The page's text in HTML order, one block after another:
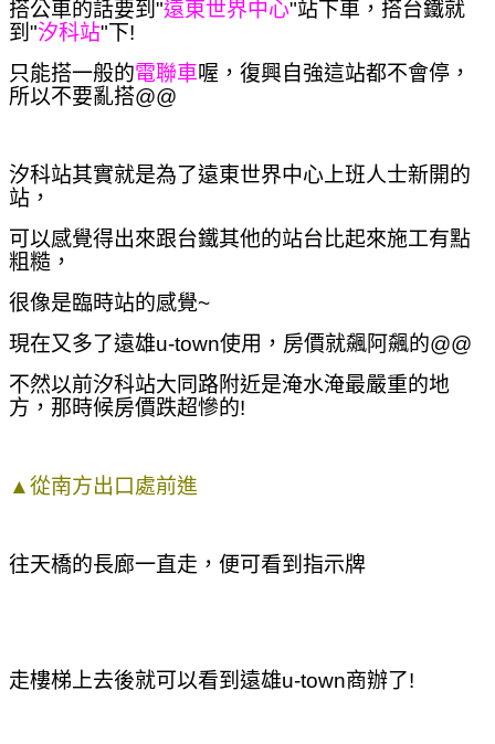
搭公車的話要到"遠東世界中心"站下車，搭台鐵就
到"汐科站"下!
只能搭一般的電聯車喔，復興自強這站都不會停，
所以不要亂搭@@
汐科站其實就是為了遠東世界中心上班人士新開的
站，
可以感覺得出來跟台鐵其他的站台比起來施工有點
粗糙，
很像是臨時站的感覺~
現在又多了遠雄u-town使用，房價就飆阿飆的@@
不然以前汐科站大同路附近是淹水淹最嚴重的地
方，那時候房價跌超慘的!
▲從南方出口處前進
往天橋的長廊一直走，便可看到指示牌
走樓梯上去後就可以看到遠雄u-town商辦了!